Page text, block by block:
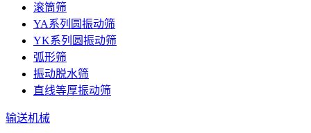
滚筒筛
YA系列圆振动筛
YK系列圆振动筛
弧形筛
振动脱水筛
直线等厚振动筛
输送机械